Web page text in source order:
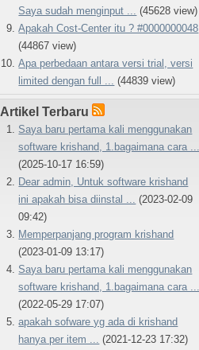
Saya sudah menginput ...
(45628 view)
Apakah Cost-Center itu ? #0000000048
(44867 view)
Apa perbedaan antara versi trial, versi
limited dengan full ...
(44839 view)
Artikel Terbaru
Saya baru pertama kali menggunakan
software krishand, 1.bagaimana cara ...
(2025-10-17 16:59)
Dear admin, Untuk software krishand
ini apakah bisa diinstal ...
(2023-02-09
09:42)
Memperpanjang program krishand
(2023-01-09 13:17)
Saya baru pertama kali menggunakan
software krishand, 1.bagaimana cara ...
(2022-05-29 17:07)
apakah sofware yg ada di krishand
hanya per item ...
(2021-12-23 17:32)